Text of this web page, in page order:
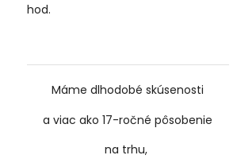
hod.
Máme dlhodobé skúsenosti
a viac ako 17-ročnépôsobenie
na trhu,